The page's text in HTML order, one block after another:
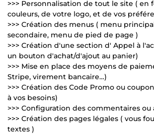
>>> Personnalisation de tout le site ( en
couleurs, de votre logo, et de vos
>>> Création des menus ( menu
secondaire, menu de pied de page )
>>> Création d'une section d' Appel à
un bouton d'achat/d'ajout au panier)
>>> Mise en place des moyens de
Stripe, virement bancaire…)
>>> Création des Code Promo ou
à vos besoins)
>>> Configuration des commentaires ou
>>> Création des pages légales ( vous
textes )